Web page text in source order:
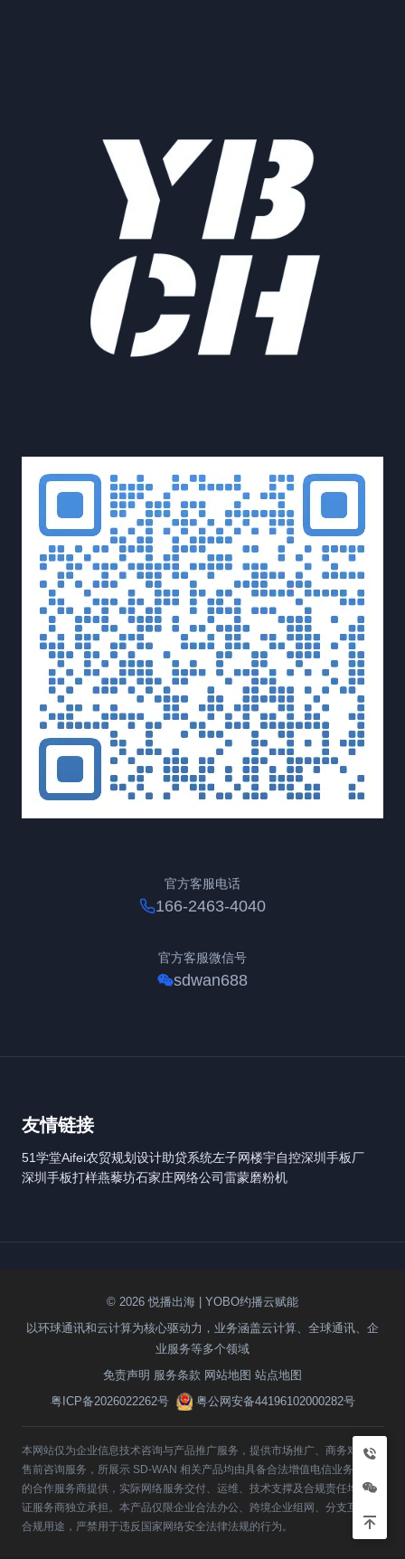
官方客服电话
166-2463-4040
官方客服微信号
sdwan688
友情链接
51学堂Aifei农贸规划设计助贷系统左子网楼宇自控深圳手板厂
深圳手板打样燕藜坊石家庄网络公司雷蒙磨粉机
© 2026 悦播出海 | YOBO约播云赋能
以环球通讯和云计算为核心驱动力，业务涵盖云计算、全球通讯、企
业服务等多个领域
免责声明 服务条款 网站地图 站点地图
粤ICP备2026022262号
粤公网安备44196102000282号
本网站仅为企业信息技术咨询与产品推广服务，提供市场推广、商务对接与
售前咨询服务，所展示 SD-WAN 相关产品均由具备合法增值电信业务资质
的合作服务商提供，实际网络服务交付、运维、技术支撑及合规责任均由持
证服务商独立承担。本产品仅限企业合法办公、跨境企业组网、分支互联等
合规用途，严禁用于违反国家网络安全法律法规的行为。